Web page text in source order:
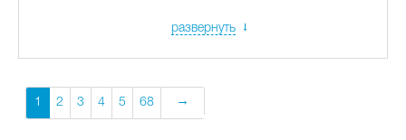
развернуть
1 2 3 4 5 68